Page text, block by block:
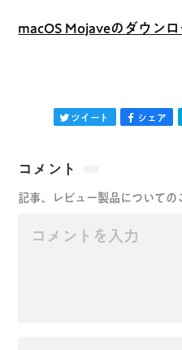
macOS Mojaveのダウンロ
ツイート シェア
コメント
記事、レビュー製品についての